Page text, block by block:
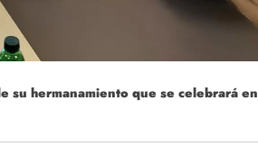
su hermanamiento que se celebrará en